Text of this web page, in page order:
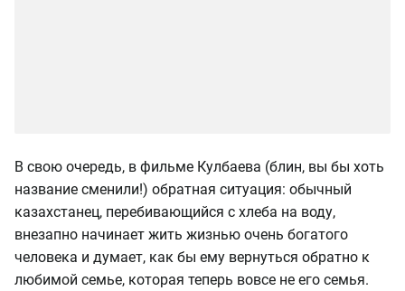
В свою очередь, в фильме Кулбаева (блин, вы бы хоть
название сменили!) обратная ситуация: обычный
казахстанец, перебивающийся с хлеба на воду,
внезапно начинает жить жизнью очень богатого
человека и думает, как бы ему вернуться обратно к
любимой семье, которая теперь вовсе не его семья.